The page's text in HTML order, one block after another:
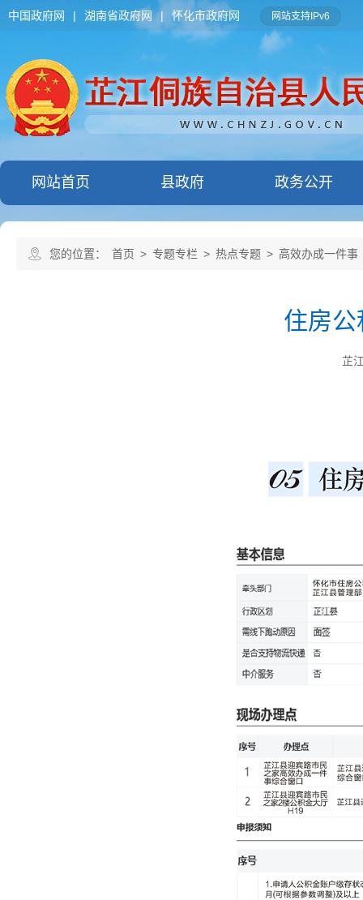
中国政府网 | 湖南省政府网 | 怀化市政府网 网站支持IPv6
网站首页 县政府 政务公开
您的位置： 首页 > 专题专栏 > 热点专题 > 高效办成一件事
住房公
芷